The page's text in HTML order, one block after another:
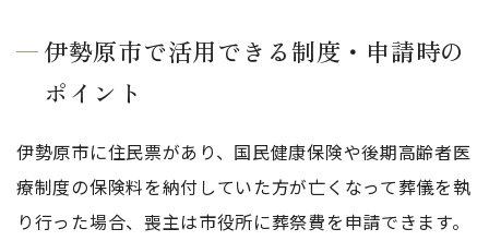
伊勢原市で活用できる制度・申請時の
ポイント
伊勢原市に住民票があり、国民健康保険や後期高齢者医
療制度の保険料を納付していた方が亡くなって葬儀を執
り行った場合、喪主は市役所に葬祭費を申請できます。